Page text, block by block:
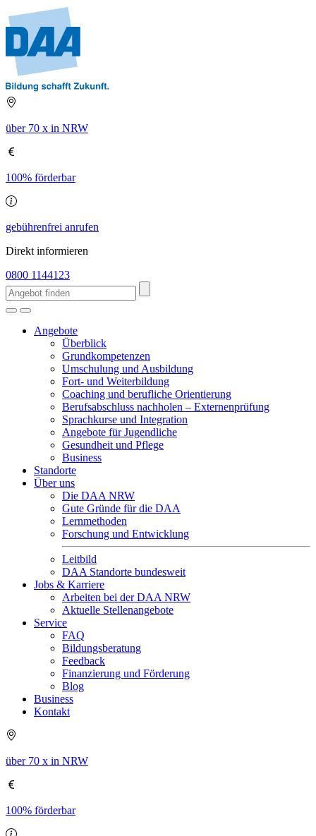
über 70 x in NRW
100% förderbar
gebührenfrei anrufen
Direkt informieren
0800 1144123
Angebote
Überblick
Grundkompetenzen
Umschulung und Ausbildung
Fort- und Weiterbildung
Coaching und berufliche Orientierung
Berufsabschluss nachholen – Externenprüfung
Sprachkurse und Integration
Angebote für Jugendliche
Gesundheit und Pflege
Business
Standorte
Über uns
Die DAA NRW
Gute Gründe für die DAA
Lernmethoden
Forschung und Entwicklung
Leitbild
DAA Standorte bundesweit
Jobs & Karriere
Arbeiten bei der DAA NRW
Aktuelle Stellenangebote
Service
FAQ
Bildungsberatung
Feedback
Finanzierung und Förderung
Blog
Business
Kontakt
über 70 x in NRW
100% förderbar